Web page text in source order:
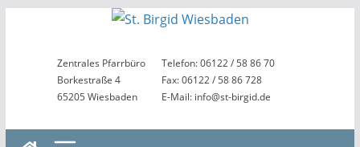
springenZentrales Pfarrbüro
Borkestraße 4
65205 Wiesbaden
Telefon: 06122 / 58 86 70
Fax: 06122 / 58 86 728
E-Mail: info@st-birgid.de